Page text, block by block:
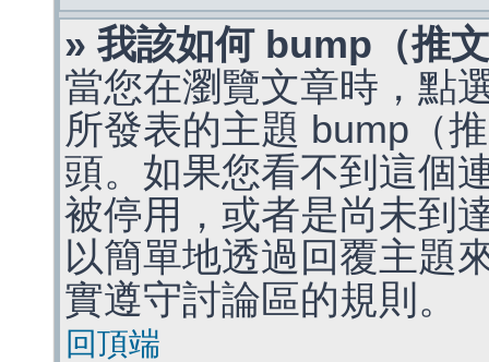
» 我該如何 bump（推
當您在瀏覽文章時，點
所發表的主題 bump（
頭。如果您看不到這個
被停用，或者是尚未到
以簡單地透過回覆主題
實遵守討論區的規則。
回頂端